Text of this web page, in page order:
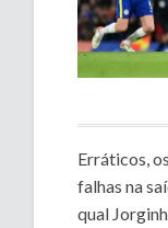
Erráticos,
falhas na
qual